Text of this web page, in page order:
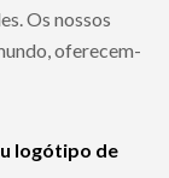
Os nossos
oferecem-
logótipo de